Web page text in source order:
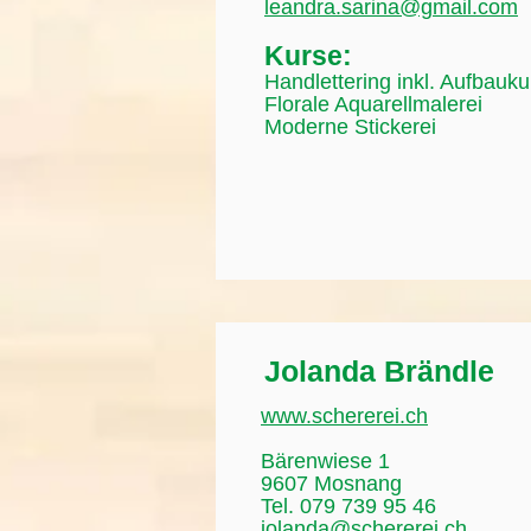
leandra.sarina@gmail.com
Kurse:
Handlettering inkl.
Florale Aquarellmalerei
Moderne Stickerei
Jolanda Brändle
www.schererei.ch
Bärenwiese 1
9607 Mosnang
Tel. 079 739 95 46